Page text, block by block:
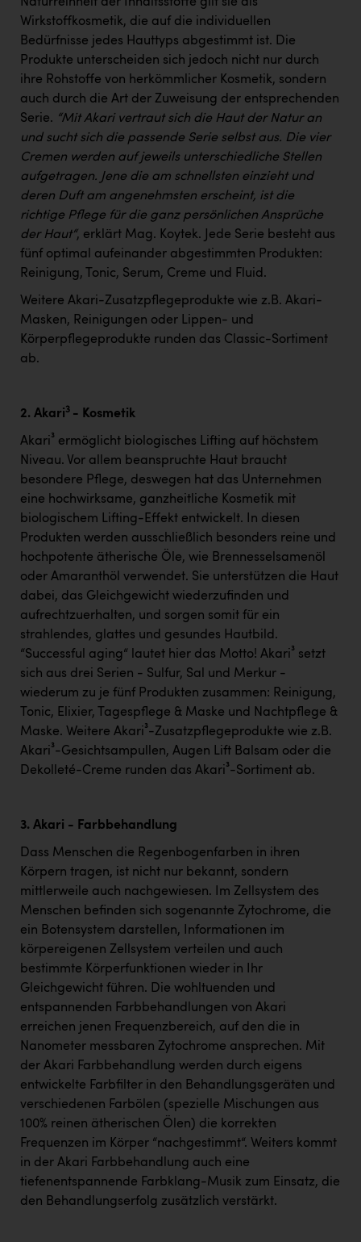
Naturreinheit der Inhaltsstoffe gilt sie als
Wirkstoffkosmetik, die auf die individuellen
Bedürfnisse jedes Hauttyps abgestimmt ist. Die
Produkte unterscheiden sich jedoch nicht nur durch
ihre Rohstoffe von herkömmlicher Kosmetik, sondern
auch durch die Art der Zuweisung der entsprechenden
Serie. “Mit Akari vertraut sich die Haut der Natur an
und sucht sich die passende Serie selbst aus. Die vier
Cremen werden auf jeweils unterschiedliche Stellen
aufgetragen. Jene die am schnellsten einzieht und
deren Duft am angenehmsten erscheint, ist die
richtige Pflege für die ganz persönlichen Ansprüche
der Haut“, erklärt Mag. Koytek. Jede Serie besteht aus
fünf optimal aufeinander abgestimmten Produkten:
Reinigung, Tonic, Serum, Creme und Fluid.
Weitere Akari-Zusatzpflegeprodukte wie z.B. Akari-
Masken, Reinigungen oder Lippen- und
Körperpflegeprodukte runden das Classic-Sortiment
ab.
2. Akari3 - Kosmetik
Akari³ ermöglicht biologisches Lifting auf höchstem
Niveau. Vor allem beanspruchte Haut braucht
besondere Pflege, deswegen hat das Unternehmen
eine hochwirksame, ganzheitliche Kosmetik mit
biologischem Lifting-Effekt entwickelt. In diesen
Produkten werden ausschließlich besonders reine und
hochpotente ätherische Öle, wie Brennesselsamenöl
oder Amaranthöl verwendet. Sie unterstützen die Haut
dabei, das Gleichgewicht wiederzufinden und
aufrechtzuerhalten, und sorgen somit für ein
strahlendes, glattes und gesundes Hautbild.
“Successful aging“ lautet hier das Motto! Akari³ setzt
sich aus drei Serien - Sulfur, Sal und Merkur -
wiederum zu je fünf Produkten zusammen: Reinigung,
Tonic, Elixier, Tagespflege & Maske und Nachtpflege &
Maske. Weitere Akari³-Zusatzpflegeprodukte wie z.B.
Akari³-Gesichtsampullen, Augen Lift Balsam oder die
Dekolleté-Creme runden das Akari³-Sortiment ab.
3. Akari - Farbbehandlung
Dass Menschen die Regenbogenfarben in ihren
Körpern tragen, ist nicht nur bekannt, sondern
mittlerweile auch nachgewiesen. Im Zellsystem des
Menschen befinden sich sogenannte Zytochrome, die
ein Botensystem darstellen, Informationen im
körpereigenen Zellsystem verteilen und auch
bestimmte Körperfunktionen wieder in Ihr
Gleichgewicht führen. Die wohltuenden und
entspannenden Farbbehandlungen von Akari
erreichen jenen Frequenzbereich, auf den die in
Nanometer messbaren Zytochrome ansprechen. Mit
der Akari Farbbehandlung werden durch eigens
entwickelte Farbfilter in den Behandlungsgeräten und
verschiedenen Farbölen (spezielle Mischungen aus
100% reinen ätherischen Ölen) die korrekten
Frequenzen im Körper “nachgestimmt“. Weiters kommt
in der Akari Farbbehandlung auch eine
tiefenentspannende Farbklang-Musik zum Einsatz, die
den Behandlungserfolg zusätzlich verstärkt.